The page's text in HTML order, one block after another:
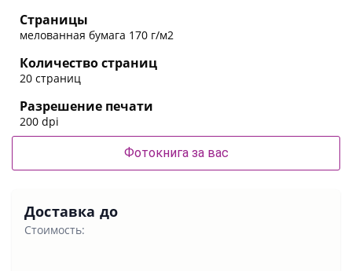
Страницы
мелованная бумага 170 г/м2
Количество страниц
20 страниц
Разрешение печати
200 dpi
Фотокнига за вас
Доставка до
Стоимость: